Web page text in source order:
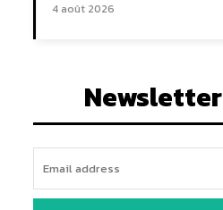
4 août 2026
Newsletter